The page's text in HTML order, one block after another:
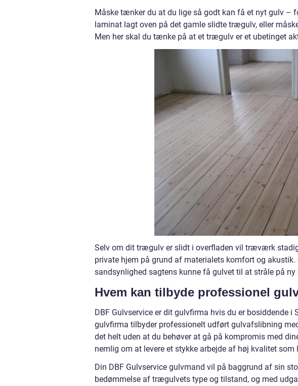
Måske tænker du at du lige så godt kan få et nyt gulv –
laminat lagt oven på det gamle slidte trægulv, eller
Men her skal du tænke på at et trægulv er et ubetinget
Selv om dit trægulv er slidt i overfladen vil træværk
private hjem på grund af materialets komfort og
sandsynlighed sagtens kunne få gulvet til at stråle på
Hvem kan tilbyde professionel
DBF Gulvservice er dit gulvfirma hvis du er bosiddende i
gulvfirma tilbyder professionelt udført gulvafslibning
det helt uden at du behøver at gå på kompromis med
nemlig om at levere et stykke arbejde af høj kvalitet som
Din DBF Gulvservice gulvmand vil på baggrund af sin
bedømmelse af trægulvets type og tilstand, og med